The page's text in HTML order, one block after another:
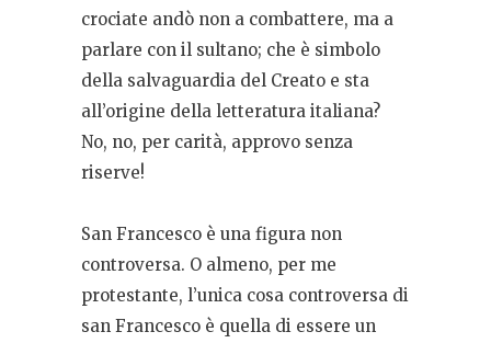
crociate andò non a combattere, ma a
parlare con il sultano; che è simbolo
della salvaguardia del Creato e sta
all’origine della letteratura italiana?
No, no, per carità, approvo senza
riserve!
San Francesco è una figura non
controversa. O almeno, per me
protestante, l’unica cosa controversa di
san Francesco è quella di essere un